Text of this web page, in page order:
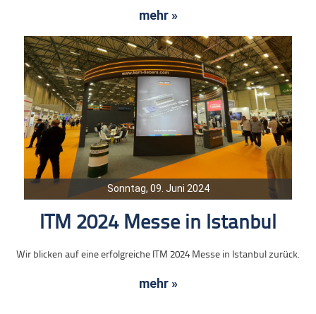
mehr »
Sonntag, 09. Juni 2024
ITM 2024 Messe in Istanbul
Wir blicken auf eine erfolgreiche ITM 2024 Messe in Istanbul zurück.
mehr »